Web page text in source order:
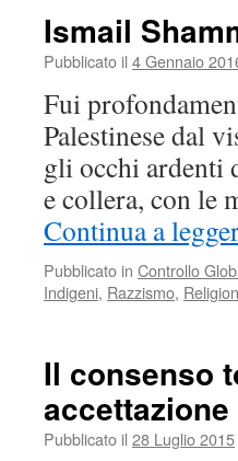
Ismail
Pubblicato il 4 Gennaio
Fui
Palestinese dal
gli occhi ardenti
e collera, con le
Continua a
Pubblicato in Controllo
Indigeni, Razzismo,
Il consenso
accettazione
Pubblicato il 28 Luglio 2015